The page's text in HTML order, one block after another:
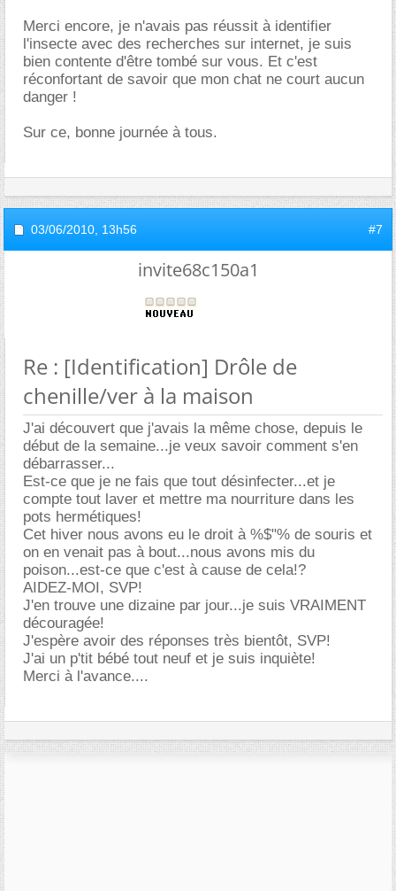
Merci encore, je n'avais pas réussit à identifier
l'insecte avec des recherches sur internet, je suis
bien contente d'être tombé sur vous. Et c'est
réconfortant de savoir que mon chat ne court aucun
danger !
Sur ce, bonne journée à tous.
03/06/2010, 13h56 #7
invite68c150a1
Re : [Identification] Drôle de
chenille/ver à la maison
J'ai découvert que j'avais la même chose, depuis le
début de la semaine...je veux savoir comment s'en
débarrasser...
Est-ce que je ne fais que tout désinfecter...et je
compte tout laver et mettre ma nourriture dans les
pots hermétiques!
Cet hiver nous avons eu le droit à %$"% de souris et
on en venait pas à bout...nous avons mis du
poison...est-ce que c'est à cause de cela!?
AIDEZ-MOI, SVP!
J'en trouve une dizaine par jour...je suis VRAIMENT
découragée!
J'espère avoir des réponses très bientôt, SVP!
J'ai un p'tit bébé tout neuf et je suis inquiète!
Merci à l'avance....